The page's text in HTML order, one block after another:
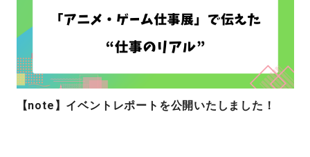
【note】イベントレポートを公開いたしました！